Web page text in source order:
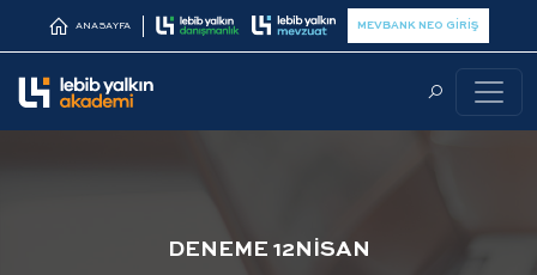
ANASAYFA MEVBANK NEO GİRİŞ
DENEME 12NİSAN